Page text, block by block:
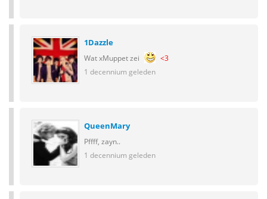
1Dazzle
Wat xMuppet zei
<3
1 decennium geleden
QueenMary
Pffff, zayn..
1 decennium geleden